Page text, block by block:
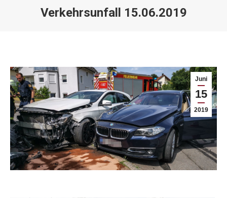
Verkehrsunfall 15.06.2019
Juni
15
2019